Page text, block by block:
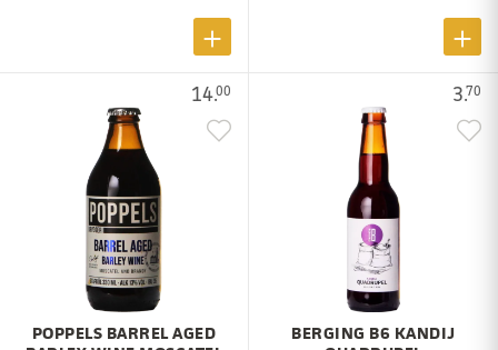
14.00
POPPELS BARREL AGED
3.70
BERGING B6 KANDIJ